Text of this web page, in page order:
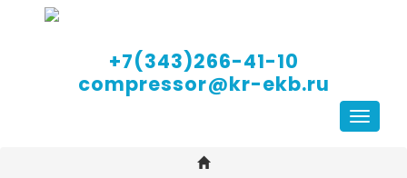
+7(343)266-41-10
compressor@kr-ekb.ru